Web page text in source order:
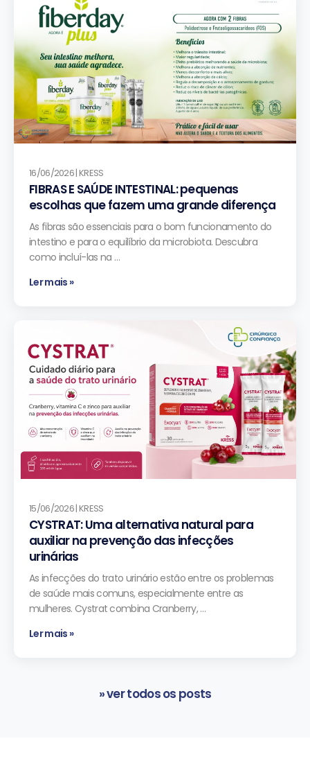
16/06/2026 | KRESS
FIBRAS E SAÚDE INTESTINAL: pequenas
escolhas que fazem uma grande diferença
As fibras são essenciais para o bom funcionamento do
intestino e para o equilíbrio da microbiota. Descubra
como incluí-las na …
Ler mais »
15/06/2026 | KRESS
CYSTRAT: Uma alternativa natural para
auxiliar na prevenção das infecções
urinárias
As infecções do trato urinário estão entre os problemas
de saúde mais comuns, especialmente entre as
mulheres. Cystrat combina Cranberry, …
Ler mais »
» ver todos os posts